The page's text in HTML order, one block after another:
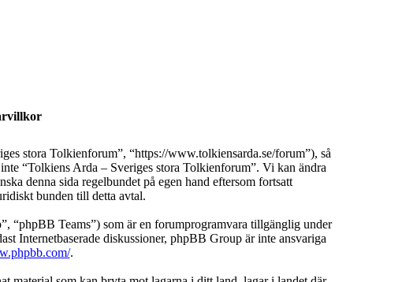
stora Tolkienforum”, “https://www.tolkiensarda.se/forum”), så
“Tolkiens Arda – Sveriges stora Tolkienforum”. Vi kan ändra
denna sida regelbundet på egen hand eftersom fortsatt
bunden till detta avtal.
“phpBB Teams”) som är en forumprogramvara tillgänglig under
Internetbaserade diskussioner, phpBB Group är inte ansvariga
.